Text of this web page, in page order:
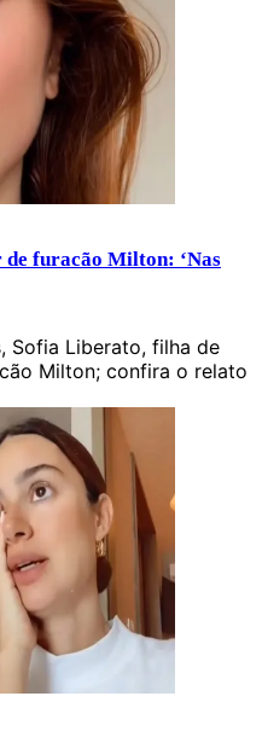
furacão Milton: ‘Nas
Sofia Liberato, filha de
Milton; confira o relato